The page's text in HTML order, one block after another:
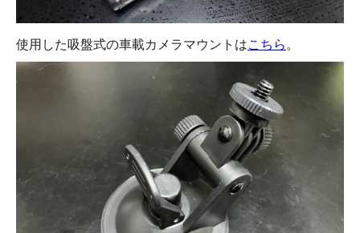
使用した吸盤式の車載カメラマウントはこちら 。